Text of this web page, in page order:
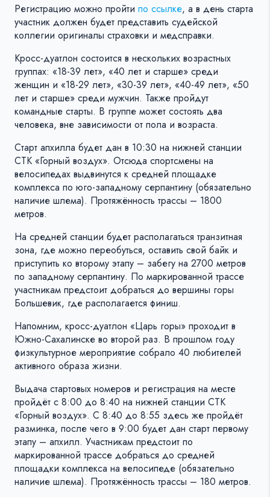
Регистрацию можно пройти по ссылке, а в день старта
участник должен будет представить судейской
коллегии оригиналы страховки и медсправки.
Кросс-дуатлон состоится в нескольких возрастных
группах: «18-39 лет», «40 лет и старше» среди
женщин и «18-29 лет», «30-39 лет», «40-49 лет», «50
лет и старше» среди мужчин. Также пройдут
командные старты. В группе может состоять два
человека, вне зависимости от пола и возраста.
Старт апхилла будет дан в 10:30 на нижней станции
СТК «Горный воздух». Отсюда спортсмены на
велосипедах выдвинутся к средней площадке
комплекса по юго-западному серпантину (обязательно
наличие шлема). Протяжённость трассы – 1800
метров.
На средней станции будет располагаться транзитная
зона, где можно переобуться, оставить свой байк и
приступить ко второму этапу – забегу на 2700 метров
по западному серпантину. По маркированной трассе
участникам предстоит добраться до вершины горы
Большевик, где располагается финиш.
Напомним, кросс-дуатлон «Царь горы» проходит в
Южно-Сахалинске во второй раз. В прошлом году
физкультурное мероприятие собрало 40 любителей
активного образа жизни.
Выдача стартовых номеров и регистрация на месте
пройдёт с 8:00 до 8:40 на нижней станции СТК
«Горный воздух». С 8:40 до 8:55 здесь же пройдёт
разминка, после чего в 9:00 будет дан старт первому
этапу – апхилл. Участникам предстоит по
маркированной трассе добраться до средней
площадки комплекса на велосипеде (обязательно
наличие шлема). Протяжённость трассы – 180 метров.